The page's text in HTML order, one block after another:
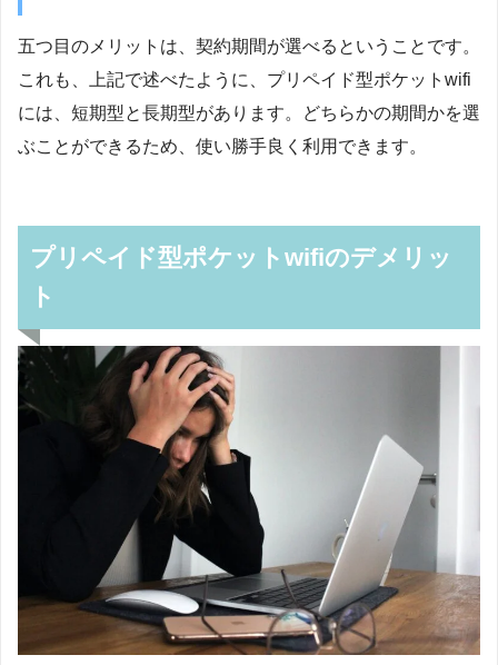
五つ目のメリットは、契約期間が選べるということです。
これも、上記で述べたように、プリペイド型ポケットwifi
には、短期型と長期型があります。どちらかの期間かを選
ぶことができるため、使い勝手良く利用できます。
プリペイド型ポケットwifiのデメリッ
ト